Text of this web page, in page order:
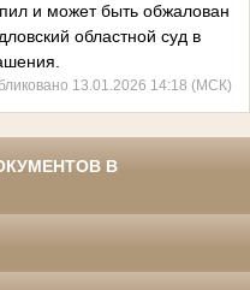
и может быть обжалован
областной суд в
13.01.2026 14:18 (МСК)
В